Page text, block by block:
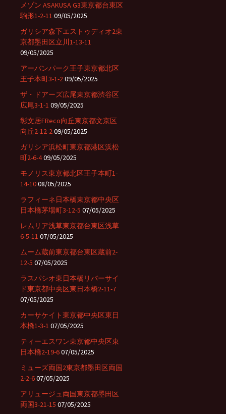
メゾン ASAKUSA G3東京都台東区
駒形1-2-11 09/05/2025
ガリシア森下エストゥディオ2東
京都墨田区立川1-13-11
09/05/2025
アーバンパーク王子東京都北区
王子本町3-1-209/05/2025
ザ・ドアーズ広尾東京都渋谷区
広尾3-1-1 09/05/2025
彰文居FReco向丘東京都文京区
向丘2-12-209/05/2025
ガリシア浜松町東京都港区浜松
町2-6-409/05/2025
モノリス東京都北区王子本町1-
14-1008/05/2025
ラフィーネ日本橋東京都中央区
日本橋茅場町3-12-5 07/05/2025
レムリア浅草東京都台東区浅草
6-5-11 07/05/2025
ムーム蔵前東京都台東区蔵前2-
12-5 07/05/2025
ラスパシオ東日本橋リバーサイ
ド東京都中央区東日本橋2-11-7
07/05/2025
カーサケイト東京都中央区東日
本橋1-3-1 07/05/2025
ティーエスワン東京都中央区東
日本橋2-19-607/05/2025
ミューズ両国2東京都墨田区両国
2-2-607/05/2025
アリュージュ両国東京都墨田区
両国3-21-15 07/05/2025